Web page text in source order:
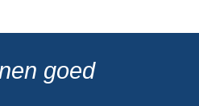
goed